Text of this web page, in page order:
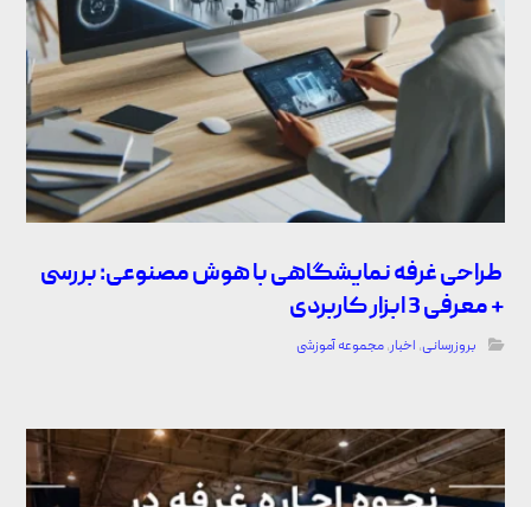
طراحی غرفه نمایشگاهی با هوش مصنوعی: بررسی
+ معرفی 3 ابزار کاربردی
بروزرسانی, اخبار,مجموعه آموزشی